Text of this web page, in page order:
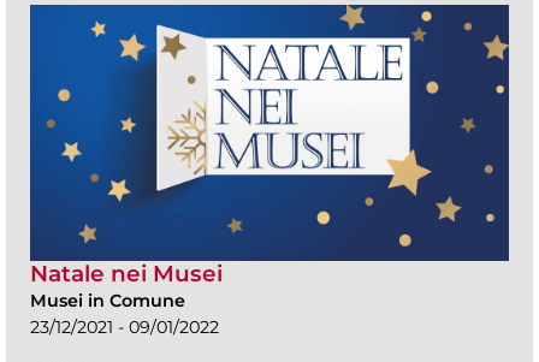
Natale nei Musei
Musei in Comune
23/12/2021 - 09/01/2022